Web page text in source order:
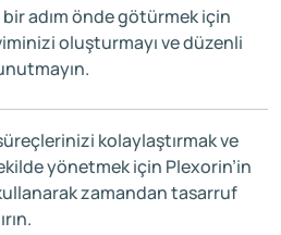
adım önde götürmek için
oluşturmayı ve düzenli
kolaylaştırmak ve
yönetmek için Plexorin’in
zamandan tasarruf